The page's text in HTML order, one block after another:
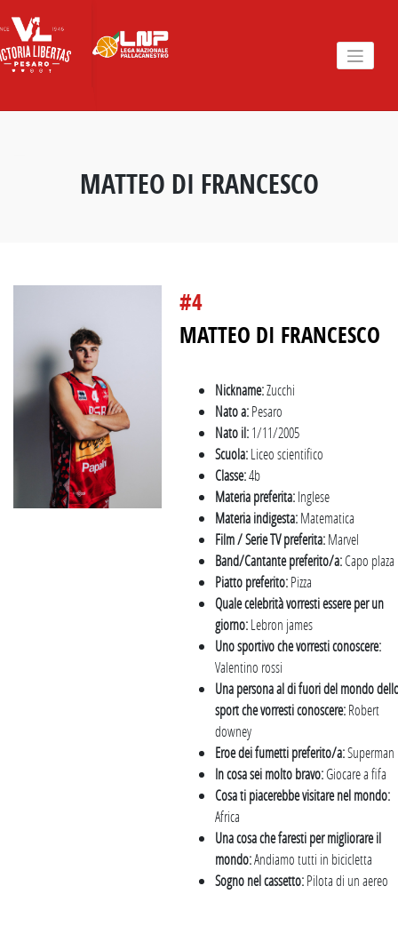
to
content
MATTEO DI FRANCESCO
#4
MATTEO DI FRANCESCO
Nickname:Zucchi
Nato a:Pesaro
Nato il:1/11/2005
Scuola:Liceo scientifico
Classe:4b
Materia preferita:Inglese
Materia indigesta:Matematica
Film / Serie TV preferita:Marvel
Band/Cantante preferito/a:Capo plaza
Piatto preferito:Pizza
Quale celebrità vorresti essere per un
giorno:Lebron james
Uno sportivo che vorresti conoscere:
Valentino rossi
Una persona al di fuori del mondo
sport che vorresti conoscere:Robert
downey
Eroe dei fumetti preferito/a:Superman
In cosa sei molto bravo:Giocare a fifa
Cosa ti piacerebbe visitare nel mondo:
Africa
Una cosa che faresti per migliorare il
mondo:Andiamo tutti in bicicletta
Sogno nel cassetto:Pilota di un aereo